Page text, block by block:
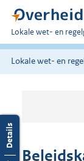
U
bent
hier:
Lokale wet- en
Lokale wet- en